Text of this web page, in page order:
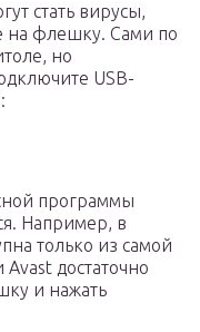
стать вирусы,
на флешку. Сами по
но
USB-
программы
Например, в
только из самой
достаточно
и нажать